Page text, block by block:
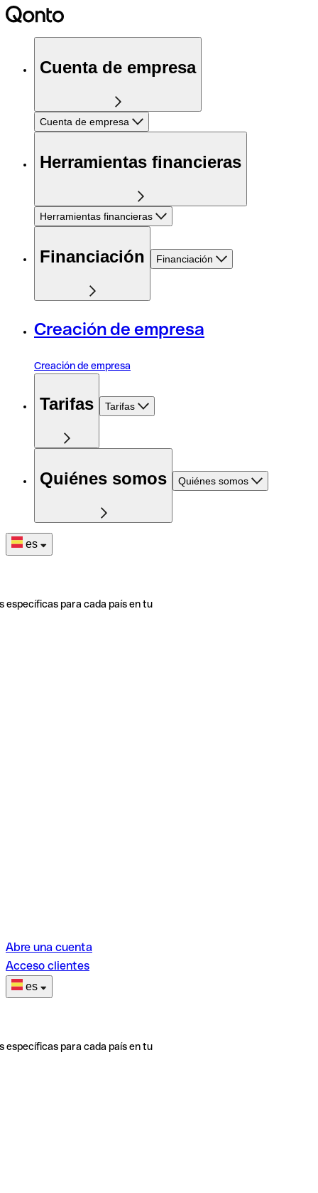
Cuenta de empresa
Cuenta de empresa
Herramientas financieras
Herramientas financieras
Financiación Financiación
Creación de empresa
Creación de empresa
Tarifas Tarifas
Quiénes somos Quiénes somos
es
específicas para cada país en tu
Abre una cuenta
Acceso clientes
es
específicas para cada país en tu